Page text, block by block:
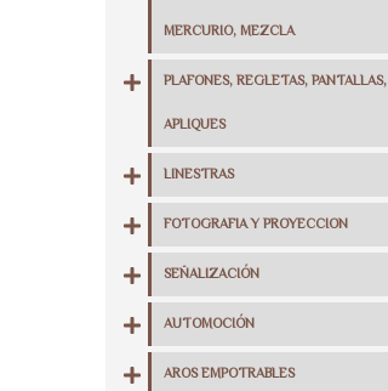
MERCURIO, MEZCLA
PLAFONES, REGLETAS, PANTALLAS,
APLIQUES
LINESTRAS
FOTOGRAFIA Y PROYECCION
SEÑALIZACIÓN
AUTOMOCIÓN
AROS EMPOTRABLES